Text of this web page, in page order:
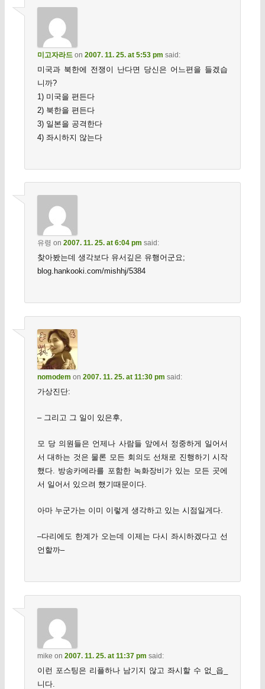
미고자라드 on 2007. 11. 25. at 5:53 pm said:
미국과 북한에 전쟁이 난다면 당신은 어느편을 들겠습
니까?
1) 미국을 편든다
2) 북한을 편든다
3) 일본을 공격한다
4) 좌시하지 않는다
유령 on 2007. 11. 25. at 6:04 pm said:
찾아봤는데 생각보다 유서깊은 유행어군요;
blog.hankooki.com/mishhj/5384
nomodem on 2007. 11. 25. at 11:30 pm said:
가상진단:
– 그리고 그 일이 있은후,
모 당 의원들은 언제나 사람들 앞에서 정중하게 일어서
서 대하는 것은 물론 모든 회의도 선채로 진행하기 시작
했다. 방송카메라를 포함한 녹화장비가 있는 모든 곳에
서 일어서 있으려 했기때문이다.
아마 누군가는 이미 이렇게 생각하고 있는 시점일게다.
–다리에도 한계가 오는데 이제는 다시 좌시하겠다고 선
언할까–
mike on 2007. 11. 25. at 11:37 pm said:
이런 포스팅은 리플하나 남기지 않고 좌시할 수 없_읍_
니다.